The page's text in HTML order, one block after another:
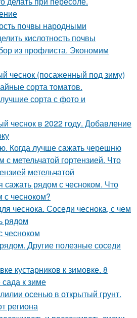
почвы народными
кислотность почвы
из профлиста. Экономим
чеснок (посаженный под зиму)
сорта томатов.
сорта с фото и
чеснок в 2022 году. Добавление
Когда лучше сажать черешню
с метельчатой гортензией. Что
метельчатой
сажать рядом с чесноком. Что
с чесноком?
чеснока. Соседи чеснока, с чем
рядом
чесноком
Другие полезные соседи
кустарников к зимовке. 8
сада к зиме
осенью в открытый грунт.
региона